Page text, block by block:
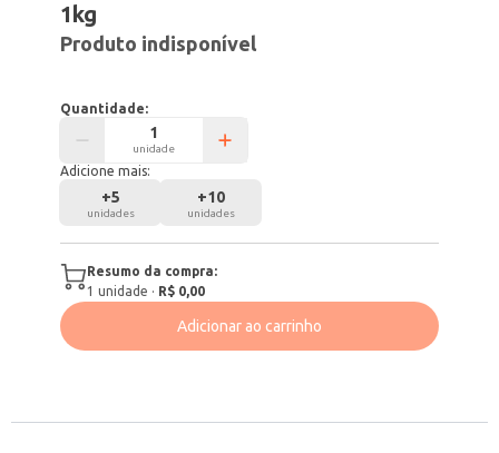
1kg
Produto indisponível
Quantidade:
unidade
Adicione mais:
+5
unidades
+10
unidades
Resumo da compra:
1 unidade · R$ 0,00
Adicionar ao carrinho